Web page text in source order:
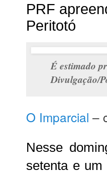
PRF
Peritotó
É estimado
Divulgação/
O Imparcial –
Nesse
setenta e